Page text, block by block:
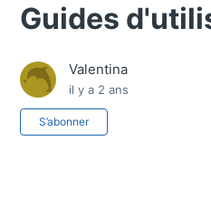
Guides
Valentina
il y a 2 ans
S’abonner